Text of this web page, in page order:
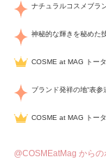
COSME at MAG トー
COSME at MAG トー
@COSMEatMag からの